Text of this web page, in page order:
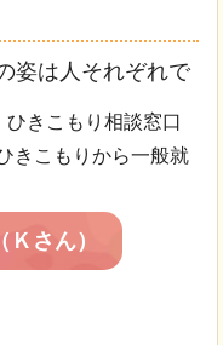
姿は人それぞれで
きこもり相談窓口
きこもりから一般就
さん）